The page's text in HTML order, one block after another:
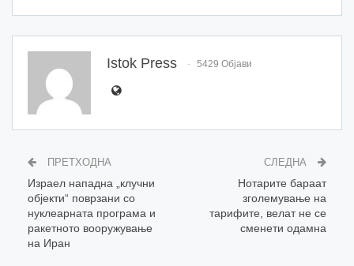
Istok Press 5429 Објави
ПРЕТХОДНА
Израел нападна „клучни
објекти“ поврзани со
нуклеарната програма и
ракетното вооружување
на Иран
СЛЕДНА
Нотарите бараат
зголемување на
тарифите, велат не се
сменети одамна